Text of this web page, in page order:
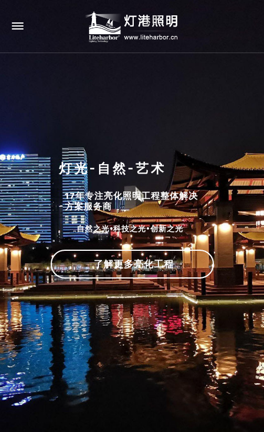
灯光-自然-艺术
17年专注亮化照明工程整体解决
方案服务商
自然之光•科技之光•创新之光
了解更多亮化工程